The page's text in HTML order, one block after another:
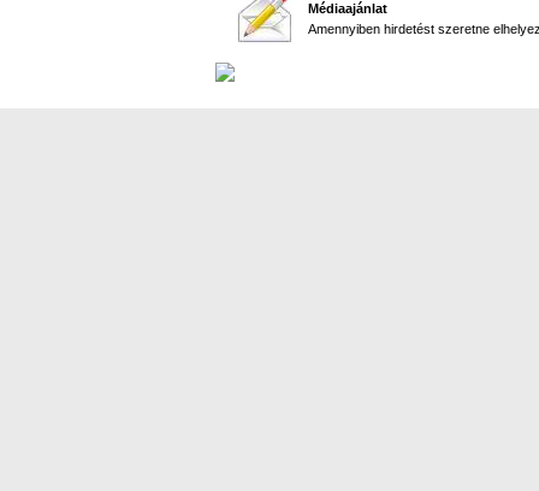
Médiaajánlat
Amennyiben hirdetést szeretne